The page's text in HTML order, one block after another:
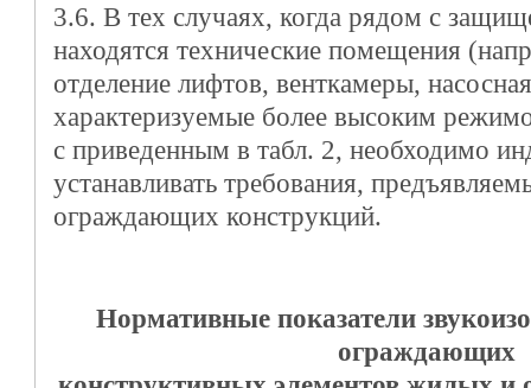
3.6. В тех случаях, когда рядом с
находятся технические помещения
отделение лифтов, венткамеры,
характеризуемые более высоким
с приведенным в табл. 2, необходимо
устанавливать требования,
ограждающих конструкций.
Нормативные показатели
ограждающих